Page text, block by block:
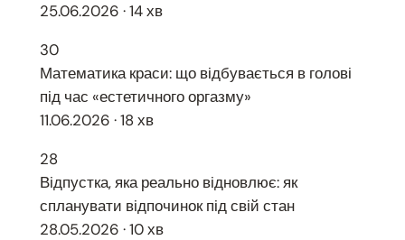
25.06.2026 · 14 хв
30
Математика краси: що відбувається в голові
під час «естетичного оргазму»
11.06.2026 · 18 хв
28
Відпустка, яка реально відновлює: як
спланувати відпочинок під свій стан
28.05.2026 · 10 хв